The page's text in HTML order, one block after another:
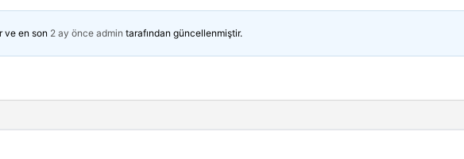
ve en son 2 ay önce admin tarafından güncellenmiştir.